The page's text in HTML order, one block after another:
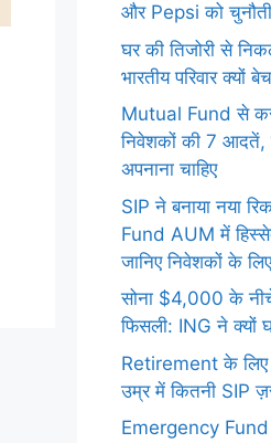
और Pepsi को चुनौती
घर की तिजोरी से
भारतीय परिवार क्यों
Mutual Fund से
निवेशकों की 7 आदतें,
अपनाना चाहिए
SIP ने बनाया नया
Fund AUM में
जानिए निवेशकों के
सोना $4,000 के
फिसली: ING ने क्यों
Retirement के
उम्र में कितनी SIP
Emergency